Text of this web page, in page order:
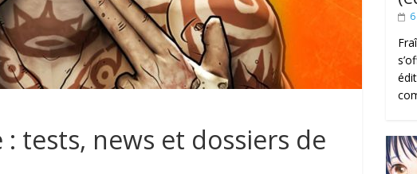
: tests, news et dossiers de